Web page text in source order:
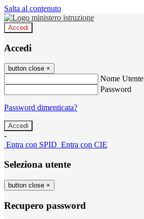
Salta al contenuto
Accedi
Accedi
button close ×
Nome Utente
Password
Password dimenticata?
-
Entra con SPID Entra con CIE
Seleziona utente
button close ×
Recupero password